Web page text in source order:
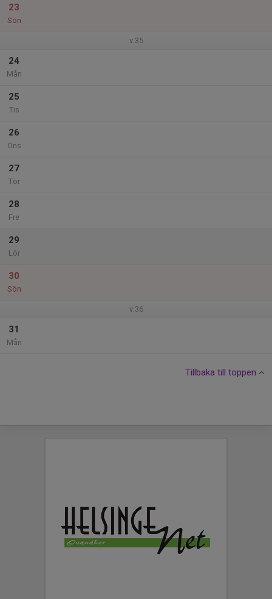
23
Sön
v.35
24
Mån
25
Tis
26
Ons
27
Tor
28
Fre
29
Lör
30
Sön
v.36
31
Mån
Tillbaka till toppen